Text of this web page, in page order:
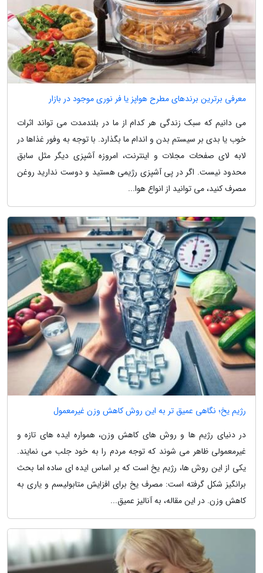
معرفی برترین برندهای مطرح هواپز یا فر نوری موجود در بازار
می دانیم که سبک زندگی هر کدام از ما در بلندمدت می تواند اثرات
خوب یا بدی بر سیستم بدن و اندام ما بگذارد. با توجه به وفور غذاها در
لابه لای صفحات مجلات و اینترنت، امروزه آشپزی دیگر مثل سابق
محدود نیست. اگر در پی آشپزی رژیمی هستید و دوست ندارید روغن
مصرف کنید، می توانید از انواع هوا...
رژیم یخ؛ نگاهی عمیق تر به این روش کاهش وزن غیرمعمول
در دنیای رژیم ها و روش های کاهش وزن، همواره ایده های تازه و
غیرمعمولی ظاهر می شوند که توجه مردم را به خود جلب می نمایند.
یکی از این روش ها، رژیم یخ است که بر اساس ایده ای ساده اما بحث
برانگیز شکل گرفته است: مصرف یخ برای افزایش متابولیسم و یاری به
کاهش وزن. در این مقاله، به آنالیز عمیق...